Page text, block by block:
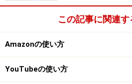
なります。その目的を達成する
らせたいのかということです。
商品、サービスに関して口コミ
それとも企業全体のイメージを
この記事に関連す
Amazonの使い方
YouTubeの使い方